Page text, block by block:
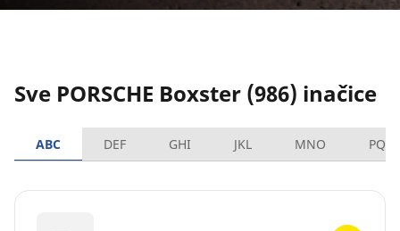
Sve PORSCHE Boxster (986) inačice
ABC DEF GHI JKL MNO PQRS